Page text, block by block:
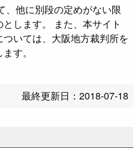
、他に別段の定めがない限
します。 また、本サイト
いては、大阪地方裁判所を
す。
最終更新日： 2018-07-18